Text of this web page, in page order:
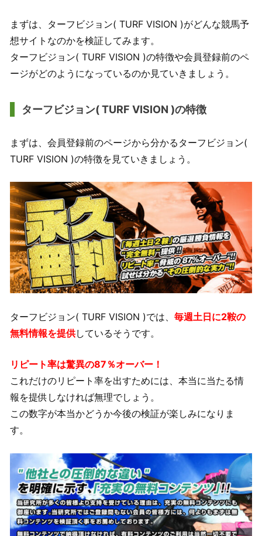
まずは、ターフビジョン( TURF VISION )がどんな競馬予
想サイトなのかを検証してみます。
ターフビジョン( TURF VISION )の特徴や会員登録前のペ
ージがどのようになっているのか見ていきましょう。
ターフビジョン( TURF VISION )の特徴
まずは、会員登録前のページから分かるターフビジョン(
TURF VISION )の特徴を見ていきましょう。
ターフビジョン( TURF VISION )では、 毎週土日に2鞍の
無料情報を提供しているそうです。
リピート率は驚異の87％オーバー！
これだけのリピート率を出すためには、本当に当たる情
報を提供しなければ無理でしょう。
この数字が本当かどうか今後の検証が楽しみになりま
す。